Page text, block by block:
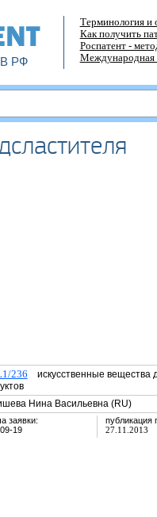
РФ
Терминология и
Как получить
Роспатент -
Международная
236 искусственные вещества
Нина Васильевна (RU)
заявки:
19
публикация
27.11.2013